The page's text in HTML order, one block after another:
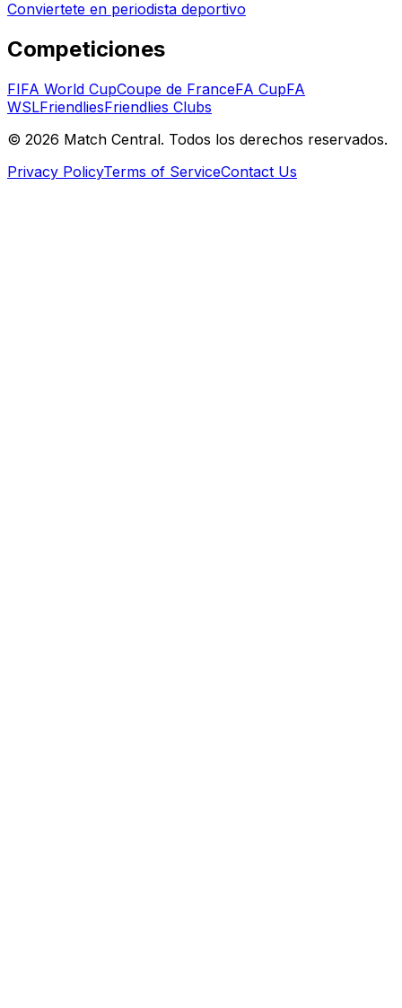
Conviertete en periodista deportivo
Competiciones
FIFA World CupCoupe de FranceFA CupFA
WSLFriendliesFriendlies Clubs
© 2026 Match Central. Todos los derechos reservados.
Privacy PolicyTerms of ServiceContact Us